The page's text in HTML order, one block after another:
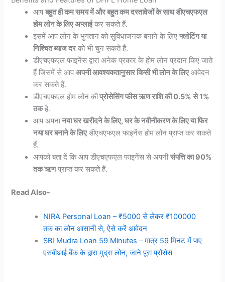
आपबहुत ही कम समय में और बहुत कम दस्तावेजों के साथ डीएचएफएल
होम लोन के लिए अप्लाईकर सकते हैं.
इसमें आप लोन के भुगतान को सुविधाजनक बनाने के लिएफ्लोटिंग या
निश्चित ब्याज दरको भी चुन सकते हैं.
डीएचएफएल फाइनेंस द्वारा अनेक प्रकार के होम लोन प्रदान किए जाते
हैं जिसमें से आपअपनी आवश्यकतानुसार किसी भी लोन के लिएआवेदन
कर सकते हैं.
डीएचएफएल होम लोन कीप्रोसेसिंग फीस ऋण राशि की 0.5% से 1%
तकहै.
आप अपनानया घर खरीदने के लिए, घर के नवीनीकरण के लिए या फिर
नया घर बनाने के लिएडीएचएफएल फाइनेंस होम लोन प्राप्त कर सकते
हैं.
आपको बता दें कि आप डीएचएफएल फाइनेंस से अपनीसंपत्ति का 90%
तक ऋणप्राप्त कर सकते हैं.
Read Also-
NIRA Personal Loan – ₹5000 से लेकर ₹100000
तक का लोन आसानी से, ऐसे करें आवेदन
SBI Mudra Loan 59 Minutes – मात्र 59 मिनट में पाए
एसबीआई बैंक के द्वारा मुद्रा लोन, जाने पूरा प्रोसेस